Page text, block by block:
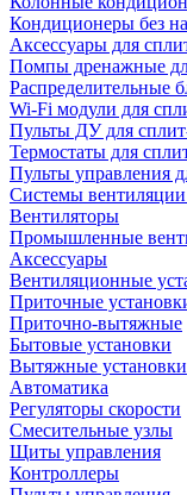
Кондиционеры без
Аксессуары для
Помпы дренажные
Распределительные
Wi-Fi модули для
Пульты ДУ для
Термостаты для
Пульты управления
Системы вентиляции
Вентиляторы
Промышленные
Аксессуары
Вентиляционные
Приточные
Приточно-вытяжные
Бытовые установки
Вытяжные установки
Автоматика
Регуляторы скорости
Смесительные узлы
Щиты управления
Контроллеры